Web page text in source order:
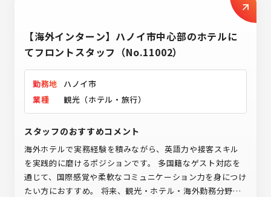
【海外インターン】ハノイ市中心部のホテルに
てフロントスタッフ（No.11002）
勤務地
ハノイ市
業種
観光（ホテル・旅行）
スタッフのおすすめコメント
海外ホテルで実務経験を積みながら、英語力や接客スキル
を実践的に磨けるポジションです。 多国籍なゲスト対応を
通じて、国際感覚や柔軟なコミュニケーション力を身につけ
たい方におすすめ。 将来、観光・ホテル・海外勤務分野で